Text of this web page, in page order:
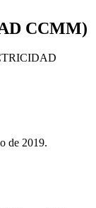
CCMM)
de 2019.